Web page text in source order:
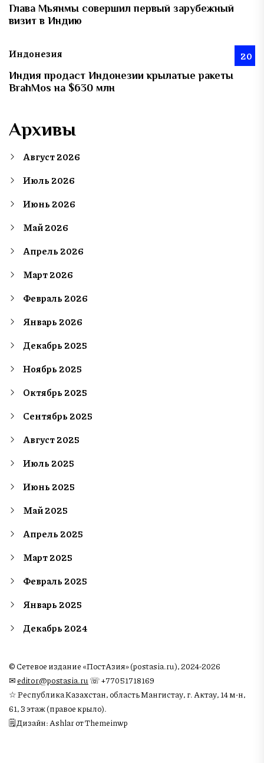
Глава Мьянмы совершил первый зарубежный
визит в Индию
Индонезия 20
Индия продаст Индонезии крылатые ракеты
BrahMos на $630 млн
Архивы
Август 2026
Июль 2026
Июнь 2026
Май 2026
Апрель 2026
Март 2026
Февраль 2026
Январь 2026
Декабрь 2025
Ноябрь 2025
Октябрь 2025
Сентябрь 2025
Август 2025
Июль 2025
Июнь 2025
Май 2025
Апрель 2025
Март 2025
Февраль 2025
Январь 2025
Декабрь 2024
© Сетевое издание «ПостАзия» (postasia.ru), 2024-2026
✉︎editor@postasia.ru ☏ +77051718169
☆ Республика Казахстан, область Мангистау, г. Актау, 14 м-н,
61, 3 этаж (правое крыло).
🗒 Дизайн: Ashlar от Themeinwp